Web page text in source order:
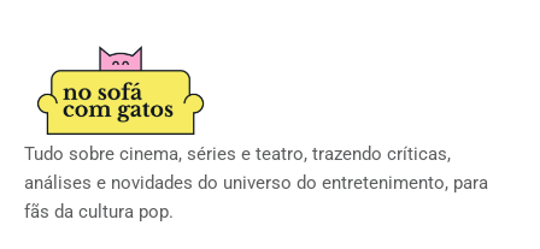
Tudo sobre cinema, séries e teatro, trazendo críticas,
análises e novidades do universo do entretenimento, para
fãs da cultura pop.